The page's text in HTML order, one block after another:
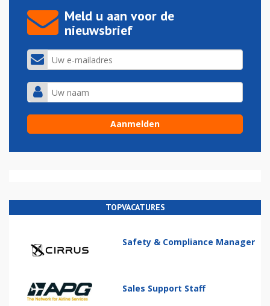
Meld u aan voor de
nieuwsbrief
TOPVACATURES
Safety & Compliance Manager
Sales Support Staff